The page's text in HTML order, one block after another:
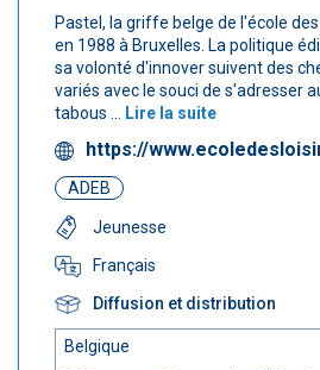
Pastel, la griffe belge de l'école
en 1988 à Bruxelles. La politique
sa volonté d'innover suivent des
variés avec le souci de s'adresser
tabous ... Lire la suite
ADEB
Jeunesse
Français
Diffusion et distribution
Belgique